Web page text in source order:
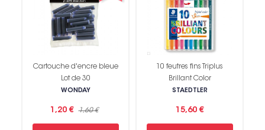
Cartouche d'encre bleue
Lot de 30
WONDAY
1,20 € 1,60 €
10 feutres fins Triplus
Brillant Color
STAEDTLER
15,60 €